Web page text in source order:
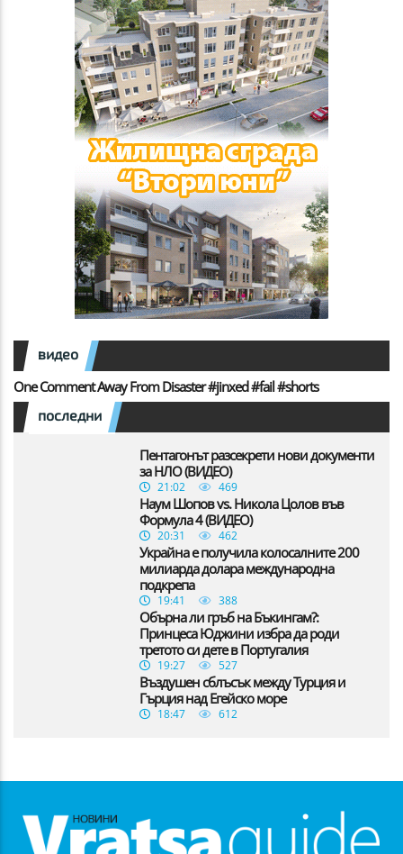
видео
One Comment Away From Disaster #jinxed #fail #shorts
последни
Пентагонът разсекрети нови документи
за НЛО (ВИДЕО)
21:02 469
Наум Шопов vs. Никола Цолов във
Формула 4 (ВИДЕО)
20:31 462
Украйна е получила колосалните 200
милиарда долара международна
подкрепа
19:41 388
Обърна ли гръб на Бъкингам?:
Принцеса Юджини избра да роди
третото си дете в Португалия
19:27 527
Въздушен сблъсък между Турция и
Гърция над Егейско море
18:47 612